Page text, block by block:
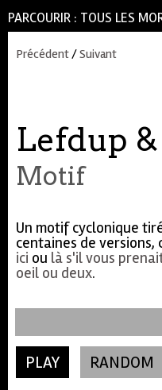
PARCOURIR : TOUS LES
Précédent/Suivant
Lefdup
Motif
Un motif cyclonique
centaines de
ici ou là s'il vous
oeil ou deux.
PLAY RANDOM